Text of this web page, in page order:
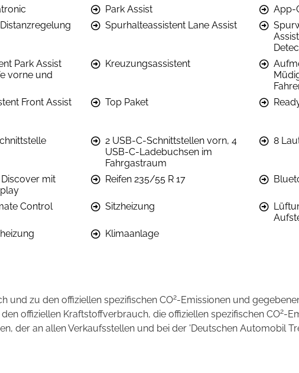
Park Assist
App-
Spurhalteassistent Lane Assist
Park Assist
vorne und
Kreuzungsassistent
Front Assist Top Paket
2 USB-C-Schnittstellen vorn, 4
USB-C-Ladebuchsen im
Fahrgastraum
8
Discover mit
Reifen 235/55 R 17
Control Sitzheizung
Klimaanlage
und zu den offiziellen spezifischen CO2-Emissionen und
offiziellen Kraftstoffverbrauch, die offiziellen spezifischen CO2-
der an allen Verkaufsstellen und bei der 'Deutschen Automobil